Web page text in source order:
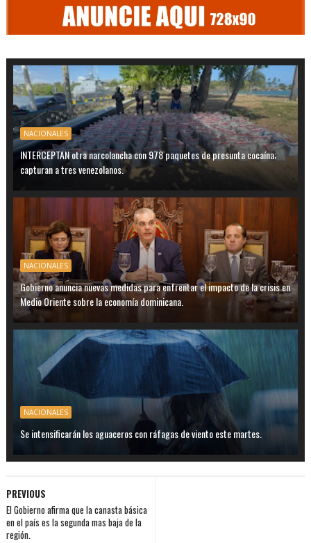
NACIONALES
INTERCEPTAN otra narcolancha con 978 paquetes de presunta cocaína;
capturan a tres venezolanos.
NACIONALES
Gobierno anuncia nuevas medidas para enfrentar el impacto de la crisis en
Medio Oriente sobre la economía dominicana.
NACIONALES
Se intensificarán los aguaceros con ráfagas de viento este martes.
PREVIOUS
El Gobierno afirma que la canasta básica
en el país es la segunda mas baja de la
región.